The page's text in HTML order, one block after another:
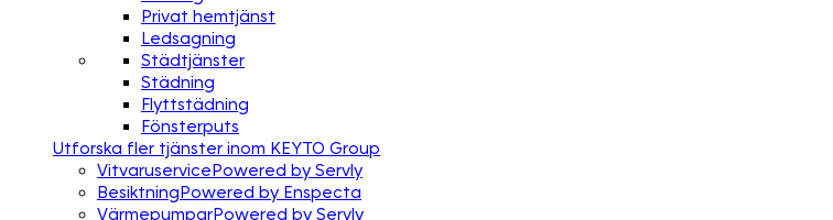
Privat hemtjänst
Ledsagning
Städtjänster
Städning
Flyttstädning
Fönsterputs
Utforska fler tjänster inom KEYTO Group
VitvaruservicePowered by Servly
BesiktningPowered by Enspecta
VärmepumparPowered by Servly